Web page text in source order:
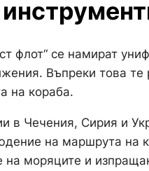
флот“ се намират
Въпреки това те
на кораба.
в Чечения, Сирия и
на маршрута на
моряците и